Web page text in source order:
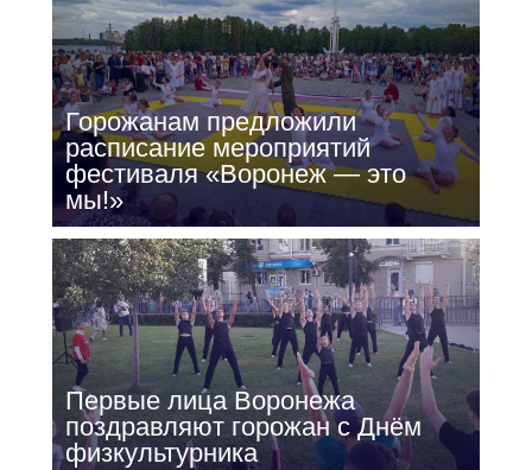
Горожанам предложили
расписание мероприятий
фестиваля «Воронеж — это
мы!»
Первые лица Воронежа
поздравляют горожан с Днём
физкультурника